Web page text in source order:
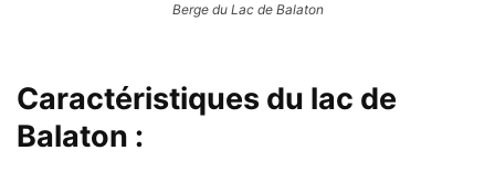
Berge du Lac de Balaton
Caractéristiques du lac de
Balaton :